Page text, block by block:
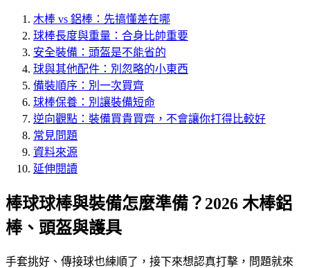
木棒 vs 鋁棒：先搞懂差在哪
球棒長度與重量：合身比帥重要
安全裝備：頭盔是不能省的
球與其他配件：別忽略的小東西
備裝順序：別一次買齊
球棒保養：別讓裝備短命
逆向觀點：裝備買貴買齊，不會讓你打得比較好
常見問題
資料來源
延伸閱讀
棒球球棒與裝備怎麼準備？2026 木棒鋁
棒、頭盔與護具
手套挑好、傳接球也練順了，接下來想認真打擊，問題就來